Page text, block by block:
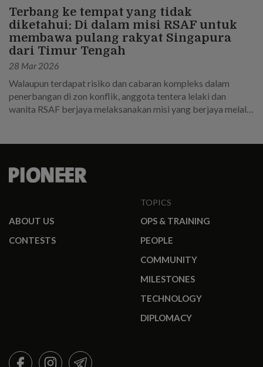
Terbang ke tempat yang tidak
diketahui: Di dalam misi RSAF untuk
membawa pulang rakyat Singapura
dari Timur Tengah
28 Mar 2026
Walaupun terdapat risiko dan cabaran kompleks dalam
penerbangan di zon konflik, anggota tentera lelaki dan
wanita RSAF berjaya melaksanakan misi yang berjaya melalui
ABOUT US
CONTESTS
TOPICS
OPS & TRAINING
PEOPLE
COMMUNITY
MILESTONES
TECHNOLOGY
DIPLOMACY
FACEBOOKINSTAGRAMTELEGRAM